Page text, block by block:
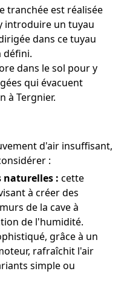
tranchée est réalisée
introduire un tuyau
dans ce tuyau
défini.
dans le sol pour y
qui évacuent
à Tergnier.
d'air insuffisant,
:
: cette
à créer des
de la cave à
de l'humidité.
grâce à un
rafraîchit l'air
simple ou